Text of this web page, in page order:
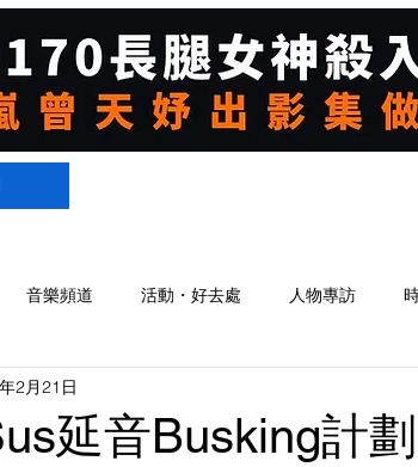
音樂頻道 活動・好去處 人物專訪
延音Busking計
2月21日